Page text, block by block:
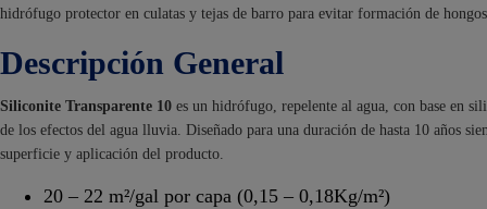
hidrófugo protector en culatas y tejas de barro para evitar formación de
Descripción General
Siliconite Transparente 10 es un hidrófugo, repelente al agua, con base en
de los efectos del agua lluvia. Diseñado para una duración de hasta 10 años
superficie y aplicación del producto.
20 – 22 m²/gal por capa (0,15 – 0,18Kg/m²)